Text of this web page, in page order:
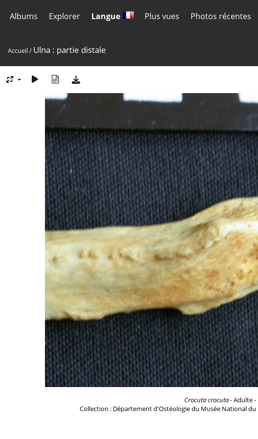
Albums Explorer Langue Plus vues Photos récentes
Accueil/ Ulna : partie distale
Crocuta crocuta- Adulte -
Collection : Département d'Ostéologie du Musée National du